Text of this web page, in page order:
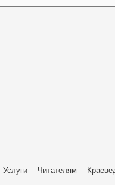
Услуги Читателям